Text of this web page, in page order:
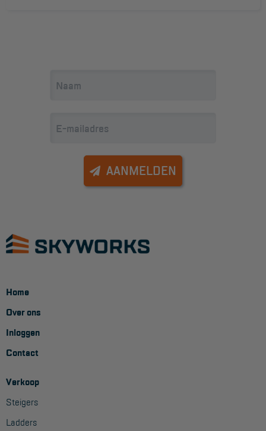
Algemene voorwaarden
Webshop voorwaarden
AANMELDEN
Home
Over ons
Inloggen
Contact
Verkoop
Steigers
Ladders